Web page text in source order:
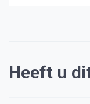
Heeft u